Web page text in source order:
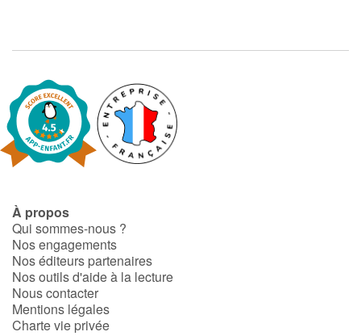
À propos
Qui sommes-nous ?
Nos engagements
Nos éditeurs partenaires
Nos outils d'aide à la lecture
Nous contacter
Mentions légales
Charte vie privée